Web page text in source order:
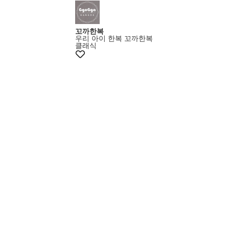
꼬까한복
우리 아이 한복 꼬까한복
클래식